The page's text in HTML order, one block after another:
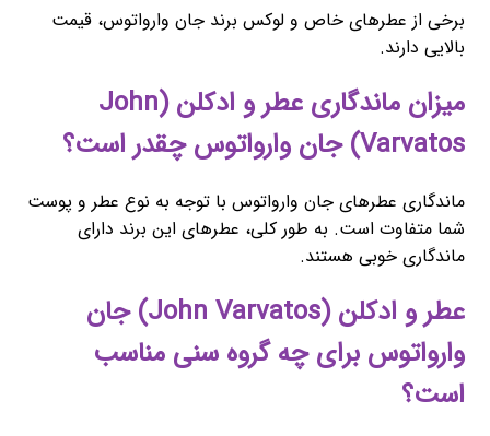
برخی از عطرهای خاص و لوکس برند جان وارواتوس، قیمت
بالایی دارند.
میزان ماندگاری عطر و ادکلن (John
Varvatos) جان وارواتوس چقدر است؟
ماندگاری عطرهای جان وارواتوس با توجه به نوع عطر و پوست
شما متفاوت است. به طور کلی، عطرهای این برند دارای
ماندگاری خوبی هستند.
عطر و ادکلن (John Varvatos) جان
وارواتوس برای چه گروه سنی مناسب
است؟